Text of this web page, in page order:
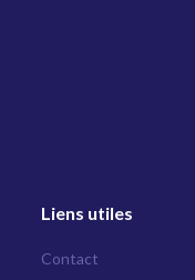
Liens utiles
Contact